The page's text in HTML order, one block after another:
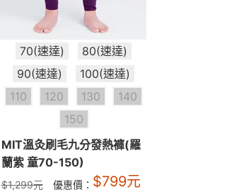
70(速達)
80(速達)
90(速達)
100(速達)
110
120 130
140
150
MIT溫灸刷毛九分發熱褲(羅
蘭紫 童70-150)
$1,299元 優惠價： $799元